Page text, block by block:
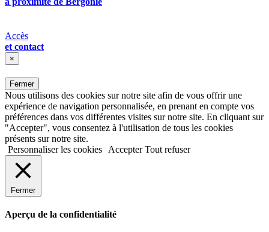
Accès
et contact
×
Fermer
Nous utilisons des cookies sur notre site afin de vous offrir une
expérience de navigation personnalisée, en prenant en compte vos
préférences dans vos différentes visites sur notre site. En cliquant sur
"Accepter", vous consentez à l'utilisation de tous les cookies
présents sur notre site.
Personnaliser les cookies
Accepter Tout refuser
Fermer
Aperçu de la confidentialité